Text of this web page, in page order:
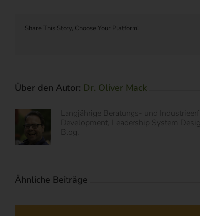
Share This Story, Choose Your Platform!
Über den Autor: Dr. Oliver Mack
Langjährige Beratungs- und
Development, Leadership System
Blog.
Ähnliche Beiträge